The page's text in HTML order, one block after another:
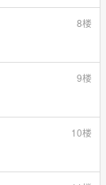
8楼
9楼
10楼